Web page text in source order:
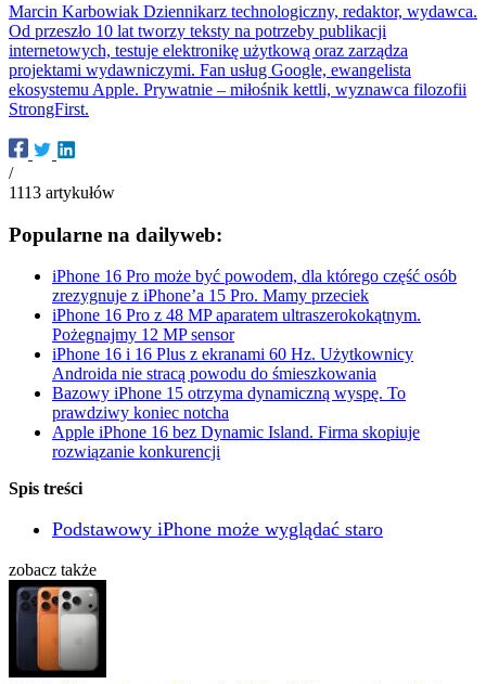
Marcin Karbowiak Dziennikarz technologiczny, redaktor, wydawca.
Od przeszło 10 lat tworzy teksty na potrzeby publikacji
internetowych, testuje elektronikę użytkową oraz zarządza
projektami wydawniczymi. Fan usług Google, ewangelista
ekosystemu Apple. Prywatnie – miłośnik kettli, wyznawca filozofii
StrongFirst.
/
1113 artykułów
Popularne na dailyweb:
iPhone 16 Pro może być powodem, dla którego część osób
zrezygnuje z iPhone’a 15 Pro. Mamy przeciek
iPhone 16 Pro z 48 MP aparatem ultraszerokokątnym.
Pożegnajmy 12 MP sensor
iPhone 16 i 16 Plus z ekranami 60 Hz. Użytkownicy
Androida nie stracą powodu do śmieszkowania
Bazowy iPhone 15 otrzyma dynamiczną wyspę. To
prawdziwy koniec notcha
Apple iPhone 16 bez Dynamic Island. Firma skopiuje
rozwiązanie konkurencji
Spis treści
Podstawowy iPhone może wyglądać staro
zobacz także